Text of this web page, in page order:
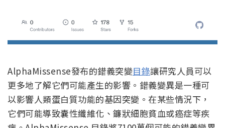
AlphaMissense發布的錯義突變目錄讓研究人員可以
更多地了解它們可能產生的影響。錯義變異是一種可
以影響人類蛋白質功能的基因突變。在某些情況下，
它們可能導致囊性纖維化、鐮狀細胞貧血或癌症等疾